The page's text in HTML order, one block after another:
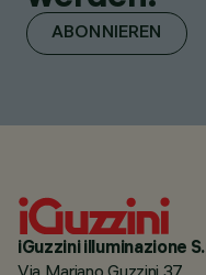
ABONNIEREN
iGuzzini illuminazione
Via Mariano Guzzini 37